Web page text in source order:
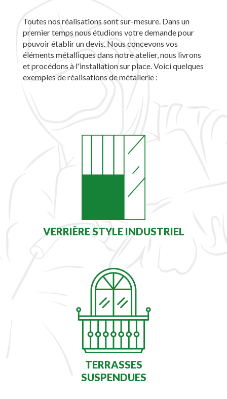
Toutes nos réalisations sont sur-mesure. Dans un
premier temps nous étudions votre demande pour
pouvoir établir un devis. Nous concevons vos
éléments métalliques dans notre atelier, nous livrons
et procédons à l'installation sur place. Voici quelques
exemples de réalisations de métallerie :
VERRIÈRE STYLE INDUSTRIEL
TERRASSES
SUSPENDUES